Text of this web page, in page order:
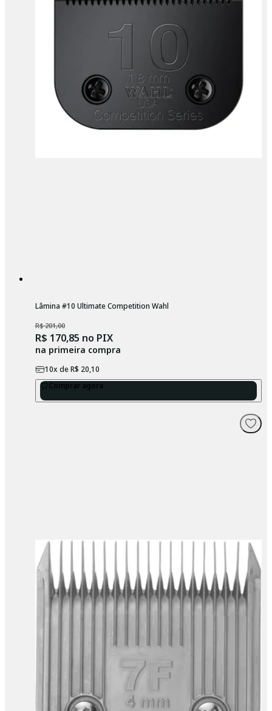
Lâmina #10 Ultimate Competition Wahl
R$ 201,00
R$ 170,85 no PIX
na primeira compra
10x deR$ 20,10
Comprar agora